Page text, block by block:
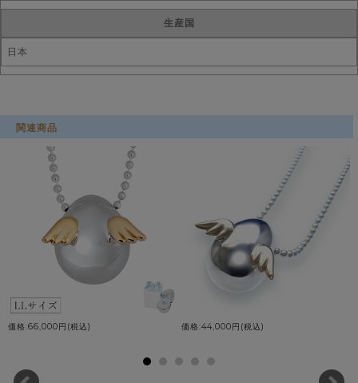
生産国
日本
関連商品
価格:66,000円(税込) 価格:44,000円(税込)